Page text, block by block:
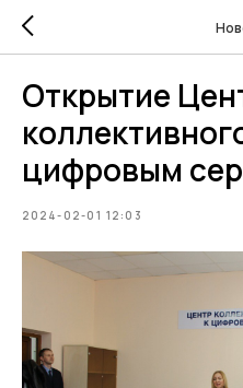
Открытие
цифровым
2024-02-01 12:03